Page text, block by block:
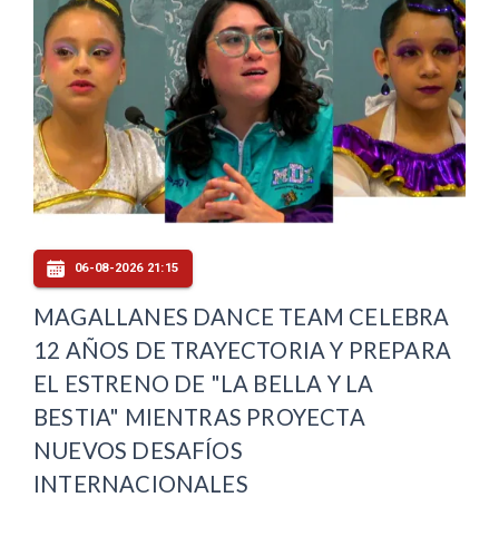
06-08-2026 21:15
MAGALLANES DANCE TEAM CELEBRA
12 AÑOS DE TRAYECTORIA Y PREPARA
EL ESTRENO DE "LA BELLA Y LA
BESTIA" MIENTRAS PROYECTA
NUEVOS DESAFÍOS
INTERNACIONALES